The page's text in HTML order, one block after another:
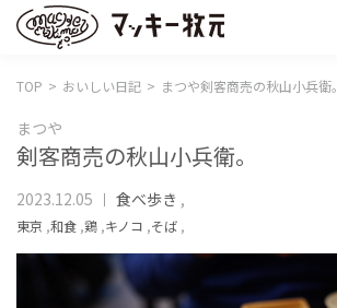
TOP おいしい日記 まつや剣客商売の秋山小兵衛。
まつや
剣客商売の秋山小兵衛。
2023.12.05 食べ歩き ,
東京 ,和食 ,鶏 ,キノコ ,そば ,